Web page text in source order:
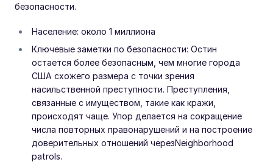
безопасности.
Население: около 1 миллиона
Ключевые заметки по безопасности: Остин
остается более безопасным, чем многие города
США схожего размера с точки зрения
насильственной преступности. Преступления,
связанные с имуществом, такие как кражи,
происходят чаще. Упор делается на сокращение
числа повторных правонарушений и на построение
доверительных отношений черезNeighborhood
patrols.